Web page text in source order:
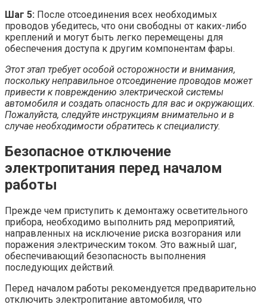
Шаг 5: После отсоединения всех необходимых
проводов убедитесь, что они свободны от каких-либо
креплений и могут быть легко перемещены для
обеспечения доступа к другим компонентам фары.
Этот этап требует особой осторожности и внимания,
поскольку неправильное отсоединение проводов может
привести к повреждению электрической системы
автомобиля и создать опасность для вас и окружающих.
Пожалуйста, следуйте инструкциям внимательно и в
случае необходимости обратитесь к специалисту.
Безопасное отключение
электропитания перед началом
работы
Прежде чем приступить к демонтажу осветительного
прибора, необходимо выполнить ряд мероприятий,
направленных на исключение риска возгорания или
поражения электрическим током. Это важный шаг,
обеспечивающий безопасность выполнения
последующих действий.
Перед началом работы рекомендуется предварительно
отключить электропитание автомобиля, что